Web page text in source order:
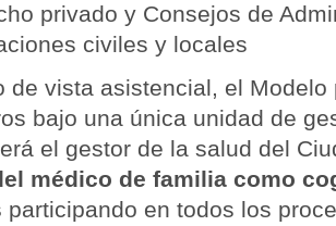
privado y Consejos de
civiles y locales
de vista asistencial, el
bajo una única unidad de
el gestor de la salud del
médico de familia como
participando en todos los